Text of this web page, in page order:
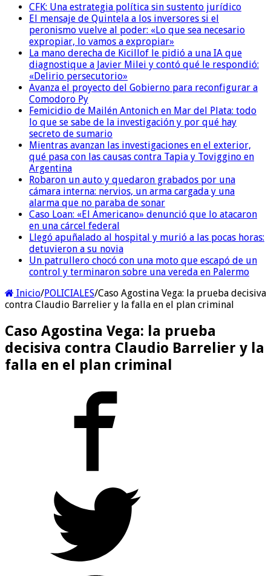
CFK: Una estrategia política sin sustento jurídico
El mensaje de Quintela a los inversores si el
peronismo vuelve al poder: «Lo que sea necesario
expropiar, lo vamos a expropiar»
La mano derecha de Kicillof le pidió a una IA que
diagnostique a Javier Milei y contó qué le respondió:
«Delirio persecutorio»
Avanza el proyecto del Gobierno para reconfigurar a
Comodoro Py
Femicidio de Mailén Antonich en Mar del Plata: todo
lo que se sabe de la investigación y por qué hay
secreto de sumario
Mientras avanzan las investigaciones en el exterior,
qué pasa con las causas contra Tapia y Toviggino en
Argentina
Robaron un auto y quedaron grabados por una
cámara interna: nervios, un arma cargada y una
alarma que no paraba de sonar
Caso Loan: «El Americano» denunció que lo atacaron
en una cárcel federal
Llegó apuñalado al hospital y murió a las pocas horas:
detuvieron a su novia
Un patrullero chocó con una moto que escapó de un
control y terminaron sobre una vereda en Palermo
Inicio/POLICIALES/Caso Agostina Vega: la prueba decisiva
contra Claudio Barrelier y la falla en el plan criminal
Caso Agostina Vega: la prueba
decisiva contra Claudio Barrelier y la
falla en el plan criminal